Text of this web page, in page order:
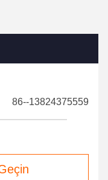
86--13824375559